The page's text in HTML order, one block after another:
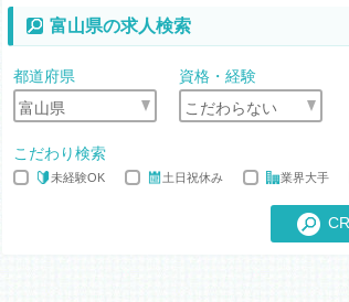
富山県の求人検索
都道府県 資格・経験
こだわり検索
未経験OK 土日祝休み 業界大手